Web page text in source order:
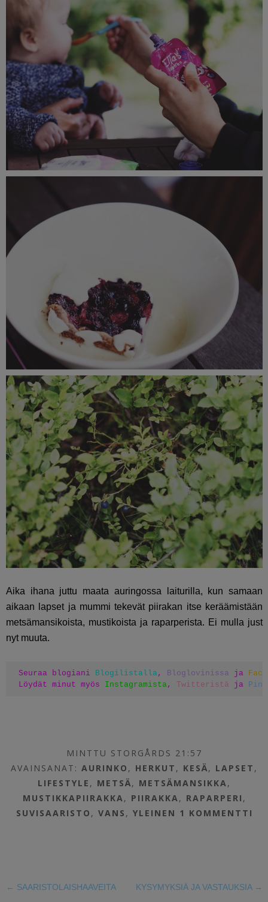
Aika ihana juttu maata auringossa laiturilla, kun samaan
aikaan lapset ja mummi tekevät piirakan itse keräämistään
metsämansikoista, mustikoista ja raparperista. Ei mulla just
nyt muuta.
Seuraa blogiani Blogilistalla, Bloglovinissa ja
Löydät minut myös Instagramista, Twitteristä ja
MINTTU STORGÅRDS 21:57
AVAINSANAT:AURINKO , HERKUT , KESÄ, LAPSET ,
LIFESTYLE , METSÄ, METSÄMANSIKKA,
MUSTIKKAPIIRAKKA, PIIRAKKA, RAPARPERI ,
SUVISAARISTO , VANS , YLEINEN 1 KOMMENTTI
← SAARISTOLAISHAAVEITA KYSYMYKSIÄ JA VASTAUKSIA →